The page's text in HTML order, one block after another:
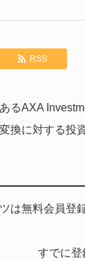
RSS
るAXA
換に対する投
は無料会員登
すでに登